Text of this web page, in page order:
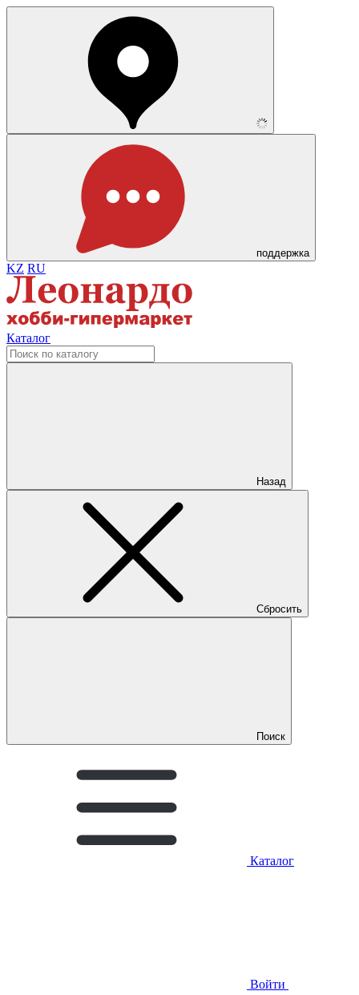
поддержка
KZ RU
Каталог
Назад
Сбросить
Поиск
Каталог
Войти